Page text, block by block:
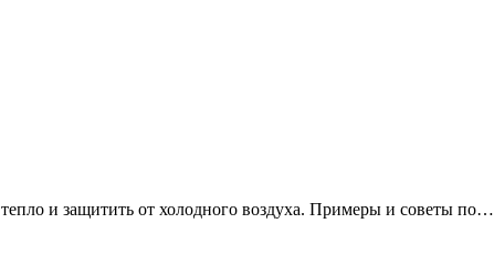
тепло и защитить от холодного воздуха. Примеры и советы по…